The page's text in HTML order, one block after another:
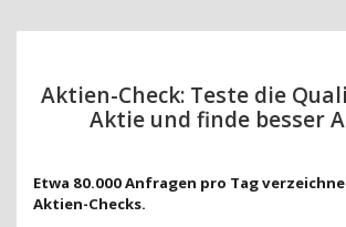
Aktien-Check: Teste die
Aktie und finde besser
Etwa 80.000 Anfragen pro Tag
Aktien-Checks.